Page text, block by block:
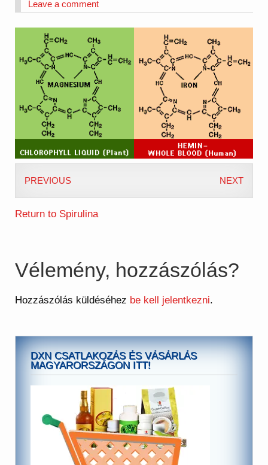
Leave a comment
PREVIOUS NEXT
Return to Spirulina
Vélemény, hozzászólás?
Hozzászólás küldéséhez be kell jelentkezni.
DXN CSATLAKOZÁS ÉS VÁSÁRLÁS
MAGYARORSZÁGON ITT!